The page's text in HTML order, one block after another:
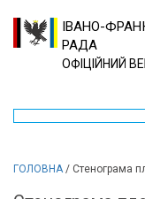
ІВАНО-
РАДА
ОФІЦІЙНИЙ
ГОЛОВНА/ Стенограма